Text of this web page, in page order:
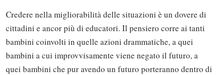
Credere nella migliorabilità delle situazioni è un dovere di
cittadini e ancor più di educatori. Il pensiero corre ai tanti
bambini coinvolti in quelle azioni drammatiche, a quei
bambini a cui improvvisamente viene negato il futuro, a
quei bambini che pur avendo un futuro porteranno dentro di